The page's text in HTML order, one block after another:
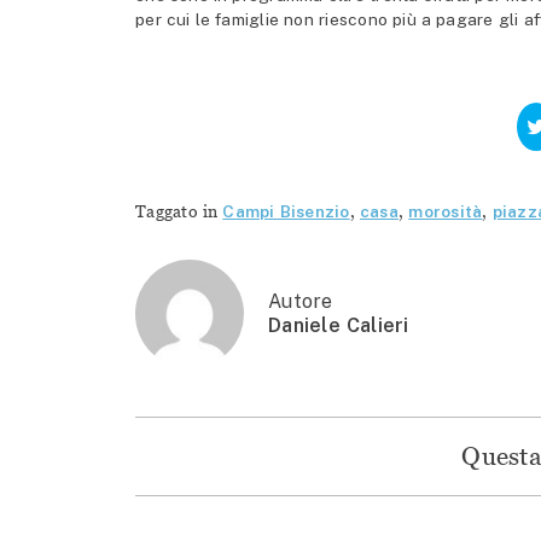
per cui le famiglie non riescono più a pagare gli
Taggato in Campi Bisenzio, casa, morosità,
Autore
Daniele Calieri